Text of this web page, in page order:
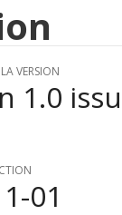
VERSION
1.0
01